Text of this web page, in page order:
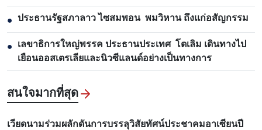
● ประธานรัฐสภาลาว ไซสมพอน พมวิหาน ถึงแก่อสัญกรรม
● เลขาธิการใหญ่พรรค ประธานประเทศ โตเลิม เดินทางไป
เยือนออสเตรเลียและนิวซีแลนด์อย่างเป็นทางการ
สนใจมากที่สุด
เวียดนามร่วมผลักดันการบรรลุวิสัยทัศน์ประชาคมอาเซียนปี